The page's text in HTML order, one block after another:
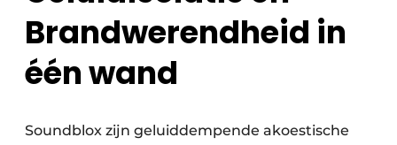
Brandwerendheid in
één wand
Soundblox zijn geluiddempende akoestische